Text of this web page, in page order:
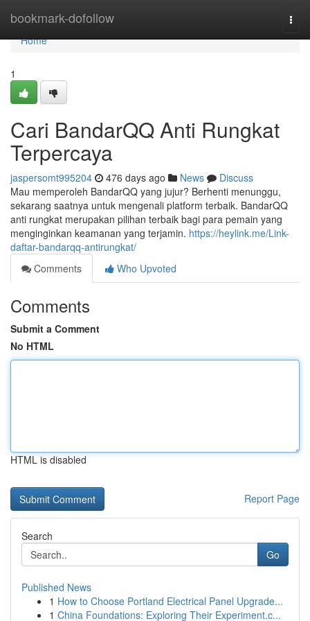
bookmark-dofollow
Home
Home
1
Cari BandarQQ Anti Rungkat
Terpercaya
jaspersomt995204 476 days ago News
Discuss
Mau memperoleh BandarQQ yang jujur? Berhenti menunggu,
sekarang saatnya untuk mengenali platform terbaik. BandarQQ
anti rungkat merupakan pilihan terbaik bagi para pemain yang
menginginkan keamanan yang terjamin. https://heylink.me/Link-
daftar-bandarqq-antirungkat/
Comments
Who Upvoted
Comments
Submit a Comment
No HTML
HTML is disabled
Report Page
Search
Go
Published News
1 How to Choose Portland Electrical Panel Upgrade...
1 China Foundations: Exploring Their Experiment.c...